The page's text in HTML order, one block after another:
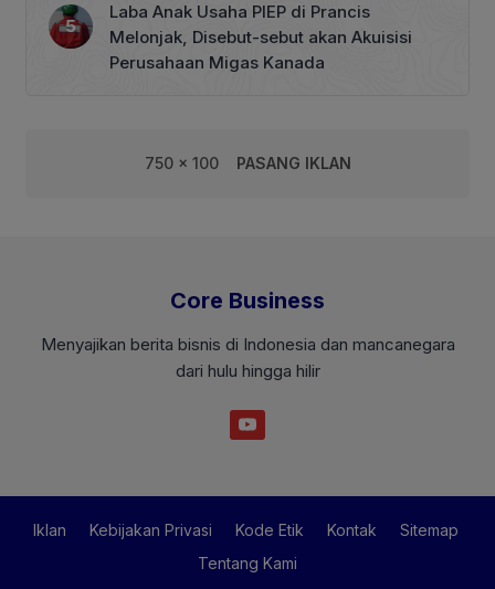
Laba Anak Usaha PIEP di Prancis
Melonjak, Disebut-sebut akan Akuisisi
Perusahaan Migas Kanada
750 x 100 PASANG IKLAN
Core Business
Menyajikan berita bisnis di Indonesia dan mancanegara
dari hulu hingga hilir
Iklan Kebijakan Privasi Kode Etik Kontak
Sitemap
Tentang Kami